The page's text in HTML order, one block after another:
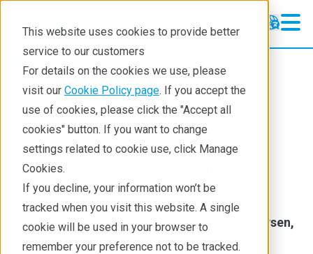
This website uses cookies to provide better
service to our customers
For details on the cookies we use, please
visit our Cookie Policy page. If you accept the
use of cookies, please click the "Accept all
cookies" button. If you want to change
settings related to cookie use, click Manage
Cookies.
If you decline, your information won’t be
tracked when you visit this website. A single
cookie will be used in your browser to
remember your preference not to be tracked.
Products
XRD and X-ray scattering
XRD
SmartLab Studio II
Software-Suite für Rigaku-
Röntgendiffraktometer
Integriert Benutzerrechte, Messungen, Analysen,
Datenvisualisierung und Berichterstellung